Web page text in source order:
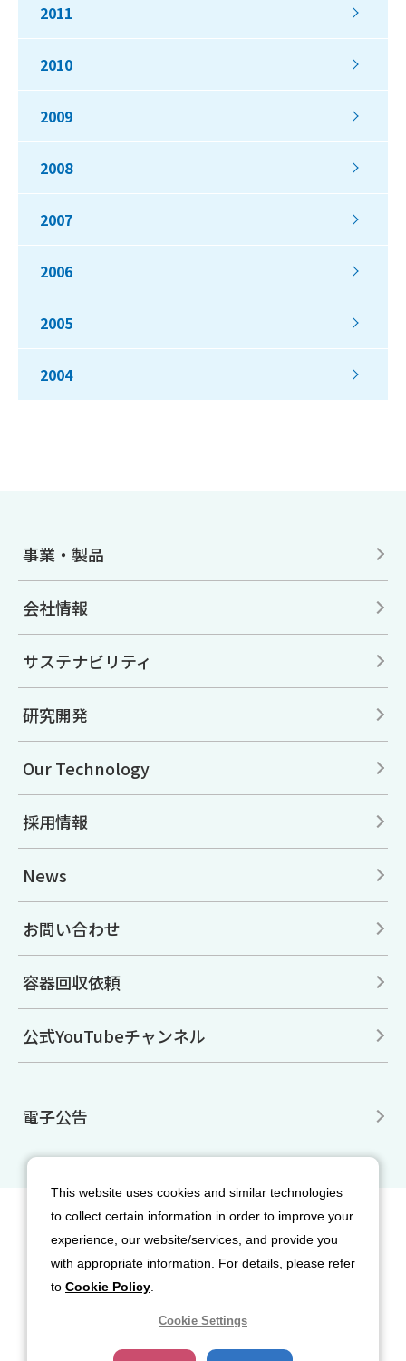
2011
2010
2009
2008
2007
2006
2005
2004
事業・製品
会社情報
サステナビリティ
研究開発
Our Technology
採用情報
News
お問い合わせ
容器回収依頼
公式YouTubeチャンネル
電子公告
利用規約
個人情報保護方針
クッキー（Cookie）ポリシー
ソーシャルメディア利用規約
This website uses cookies and similar technologies
to collect certain information in order to improve your
experience, our website/services, and provide you
with appropriate information. For details, please refer
to Cookie Policy
Cookie Settings